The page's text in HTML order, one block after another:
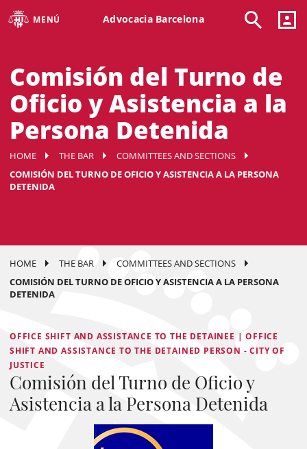
MENÚ Advocacia Barcelona
Comisión del Turno de
Oficio y Asistencia a la
Persona Detenida
HOME THE BAR
COMMITTEES AND SECTIONS
COMISIÓN DEL TURNO DE OFICIO Y ASISTENCIA A LA PERSONA
DETENIDA
HOME THE BAR
COMMITTEES AND SECTIONS
COMISIÓN DEL TURNO DE OFICIO Y ASISTENCIA A LA PERSONA
DETENIDA
OFFICE SHIFT AND ASSISTANCE TO THE DETAINEE | OFFICE
SHIFT AND ASSISTANCE TO THE DETAINED PERSON - CITY OF
JUSTICE
Comisión del Turno de Oficio y
Asistencia a la Persona Detenida